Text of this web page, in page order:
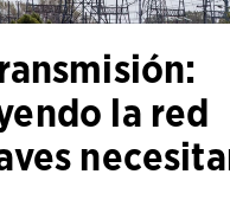
la red